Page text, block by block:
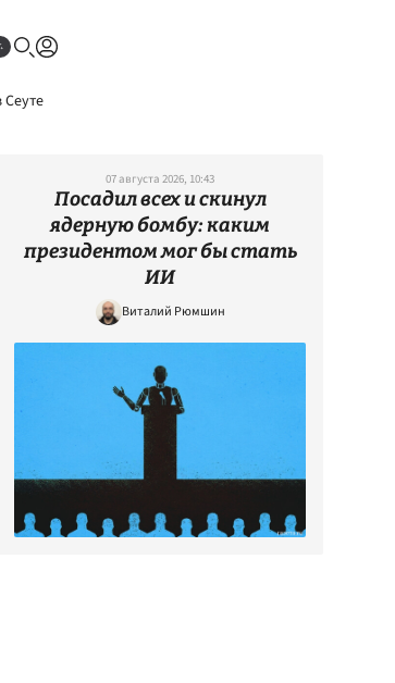
Сеуте
07 августа 2026, 10:43
Посадил всех и скинул
ядерную бомбу: каким
президентом мог бы стать
ИИ
Виталий Рюмшин